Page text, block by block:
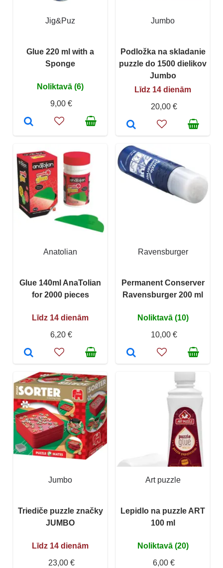
Jig&Puz
Glue 220 ml with a
Sponge
Noliktavā (6)
9,00 €
Jumbo
Podložka na skladanie
puzzle do 1500 dielikov
Jumbo
Līdz 14 dienām
20,00 €
Anatolian
Glue 140ml AnaTolian
for 2000 pieces
Līdz 14 dienām
6,20 €
Ravensburger
Permanent Conserver
Ravensburger 200 ml
Noliktavā (10)
10,00 €
Jumbo
Triediče puzzle značky
JUMBO
Līdz 14 dienām
23,00 €
Art puzzle
Lepidlo na puzzle ART
100 ml
Noliktavā (20)
6,00 €